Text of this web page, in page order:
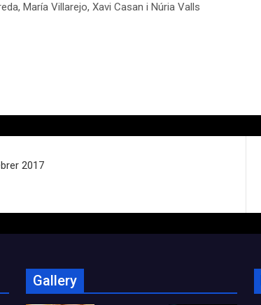
María Villarejo, Xavi Casan i Núria Valls
2017
Gallery